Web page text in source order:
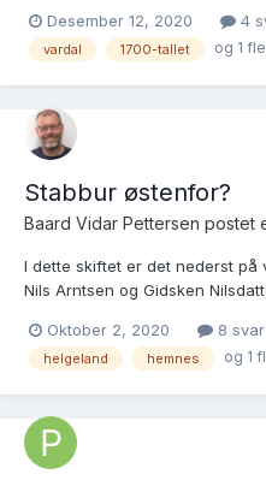
bærer følgende barn til dåp i
(før august) 1757, med fa...
Desember 12, 2020 4
vardal 1700-tallet og 1
Stabbur østenfor?
Baard Vidar Pettersen postet
I dette skiftet er det nederst på
Nils Arntsen og Gidsken
Sengestue med loftt malet gl.
anseet for...
Oktober 2, 2020 8 svar
helgeland hemnes og 1